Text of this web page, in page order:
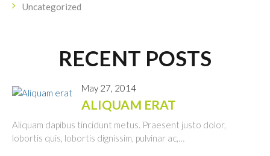
Uncategorized
RECENT POSTS
May 27, 2014
ALIQUAM ERAT
Aliquam dapibus tincidunt metus. Praesent justo dolor,
lobortis quis, lobortis dignissim, pulvinar ac,…